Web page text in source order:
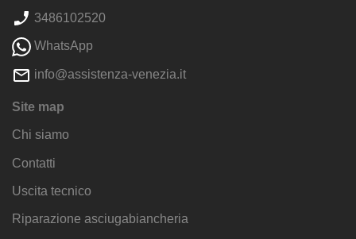
3486102520
WhatsApp
info@assistenza-venezia.it
Site map
Chi siamo
Contatti
Uscita tecnico
Riparazione asciugabiancheria